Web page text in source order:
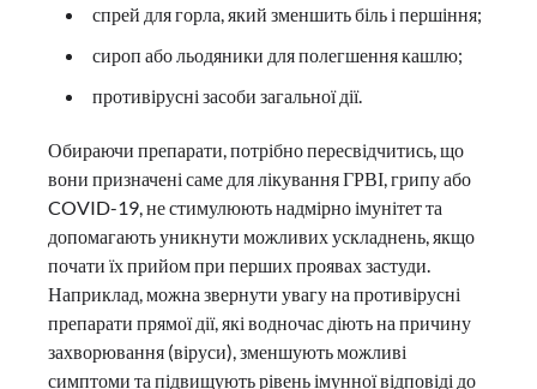
спрей для горла, який зменшить біль і першіння;
сироп або льодяники для полегшення кашлю;
противірусні засоби загальної дії.
Обираючи препарати, потрібно пересвідчитись, що
вони призначені саме для лікування ГРВІ, грипу або
COVID-19, не стимулюють надмірно імунітет та
допомагають уникнути можливих ускладнень, якщо
почати їх прийом при перших проявах застуди.
Наприклад, можна звернути увагу на противірусні
препарати прямої дії, які водночас діють на причину
захворювання (віруси), зменшують можливі
симптоми та підвищують рівень імунної відповіді до